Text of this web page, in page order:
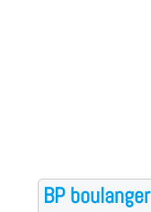
BP boulanger